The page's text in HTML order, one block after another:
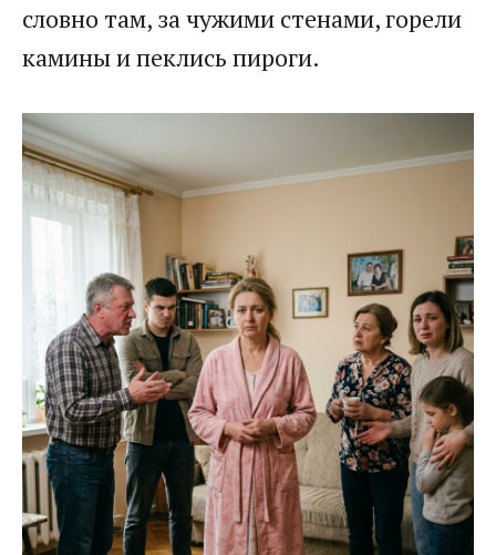
словно там, за чужими стенами, горели
камины и пеклись пироги.